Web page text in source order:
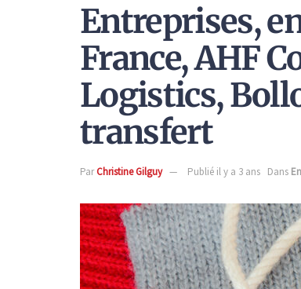
Entreprises,
France, AHF
Logistics,
transfert
ParChristine Gilguy Publié il y a 3 ans Dans